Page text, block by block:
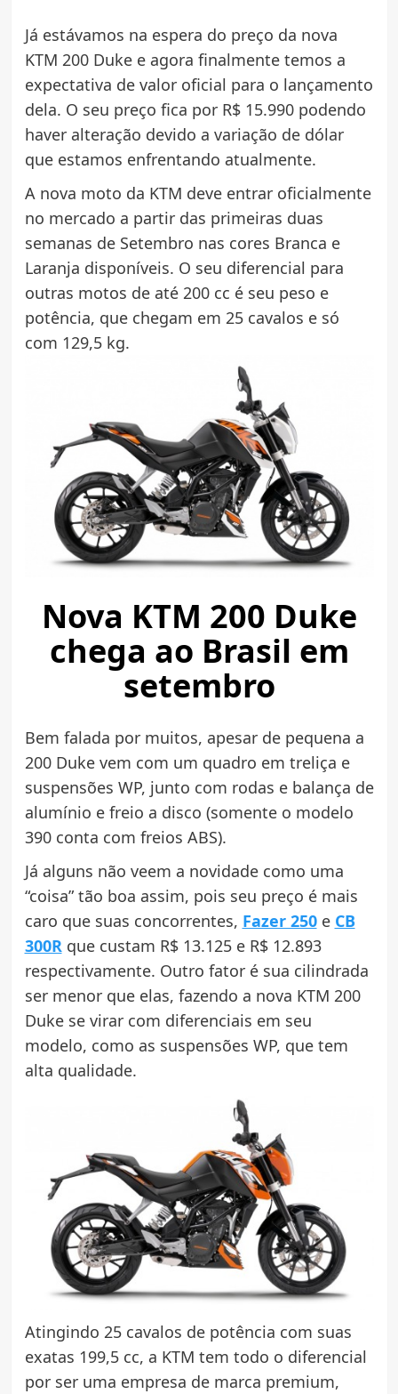
Já estávamos na espera do preço da nova
KTM 200 Duke e agora finalmente temos a
expectativa de valor oficial para o lançamento
dela. O seu preço fica por R$ 15.990 podendo
haver alteração devido a variação de dólar
que estamos enfrentando atualmente.
A nova moto da KTM deve entrar oficialmente
no mercado a partir das primeiras duas
semanas de Setembro nas cores Branca e
Laranja disponíveis. O seu diferencial para
outras motos de até 200 cc é seu peso e
potência, que chegam em 25 cavalos e só
com 129,5 kg.
Nova KTM 200 Duke
chega ao Brasil em
setembro
Bem falada por muitos, apesar de pequena a
200 Duke vem com um quadro em treliça e
suspensões WP, junto com rodas e balança de
alumínio e freio a disco (somente o modelo
390 conta com freios ABS).
Já alguns não veem a novidade como uma
“coisa” tão boa assim, pois seu preço é mais
caro que suas concorrentes, Fazer 250e CB
300R que custam R$ 13.125 e R$ 12.893
respectivamente. Outro fator é sua cilindrada
ser menor que elas, fazendo a nova KTM 200
Duke se virar com diferenciais em seu
modelo, como as suspensões WP, que tem
alta qualidade.
Atingindo 25 cavalos de potência com suas
exatas 199,5 cc, a KTM tem todo o diferencial
por ser uma empresa de marca premium,